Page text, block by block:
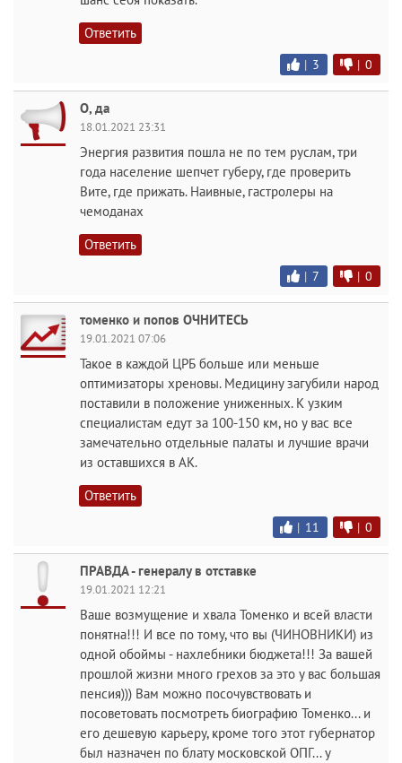
Ответить
| 3 | 0
О, да
18.01.2021 23:31
Энергия развития пошла не по тем руслам, три
года население шепчет губеру, где проверить
Вите, где прижать. Наивные, гастролеры на
чемоданах
Ответить
| 7 | 0
томенко и попов ОЧНИТЕСЬ
19.01.2021 07:06
Такое в каждой ЦРБ больше или меньше
оптимизаторы хреновы. Медицину загубили народ
поставили в положение униженных. К узким
специалистам едут за 100-150 км, но у вас все
замечательно отдельные палаты и лучшие врачи
из оставшихся в АК.
Ответить
| 11 | 0
ПРАВДА - генералу в отставке
19.01.2021 12:21
Ваше возмущение и хвала Томенко и всей власти
понятна!!! И все по тому, что вы (ЧИНОВНИКИ) из
одной обоймы - нахлебники бюджета!!! За вашей
прошлой жизни много грехов за это у вас большая
пенсия))) Вам можно посочувствовать и
посоветовать посмотреть биографию Томенко... и
его дешевую карьеру, кроме того этот губернатор
был назначен по блату московской ОПГ... у